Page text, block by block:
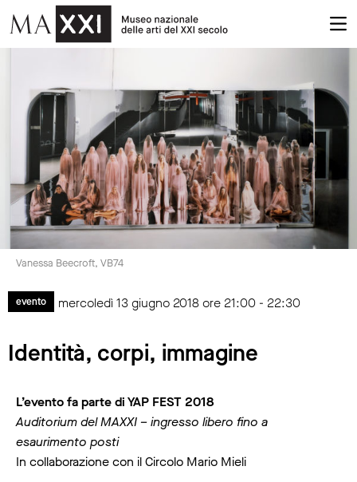
Vanessa Beecroft, VB74
evento mercoledì 13 giugno 2018 ore 21:00 - 22:30
Identità, corpi, immagine
L’evento fa parte di YAP FEST 2018
Auditorium del MAXXI – ingresso libero fino a
esaurimento posti
In collaborazione con il Circolo Mario Mieli